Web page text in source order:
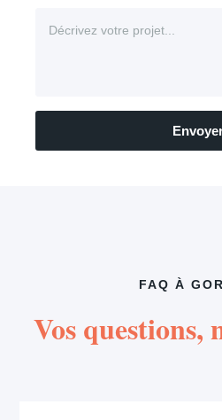
FAQ À
Vos questions,